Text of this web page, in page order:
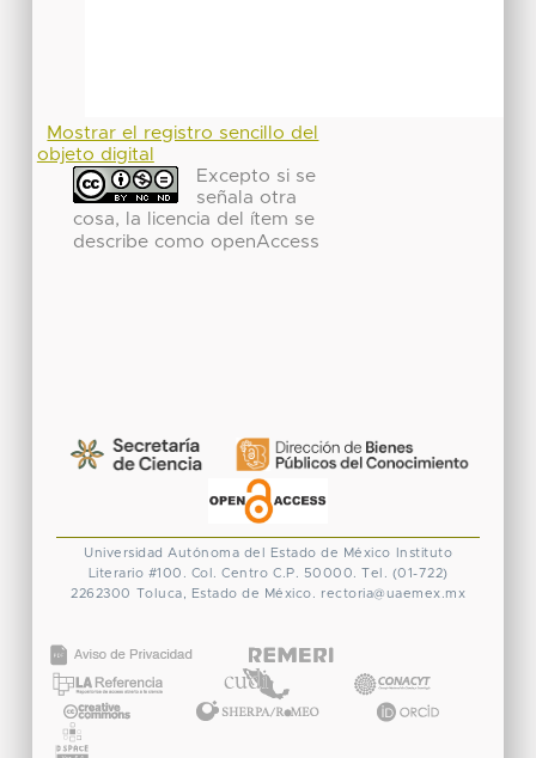
Mostrar el registro sencillo del
objeto digital
Excepto si se
señala otra
cosa, la licencia del ítem se
describe como openAccess
Universidad Autónoma del Estado de México
Instituto
Literario #100. Col. Centro C.P. 50000. Tel. (01-722)
2262300 Toluca, Estado de México. rectoria@uaemex.mx